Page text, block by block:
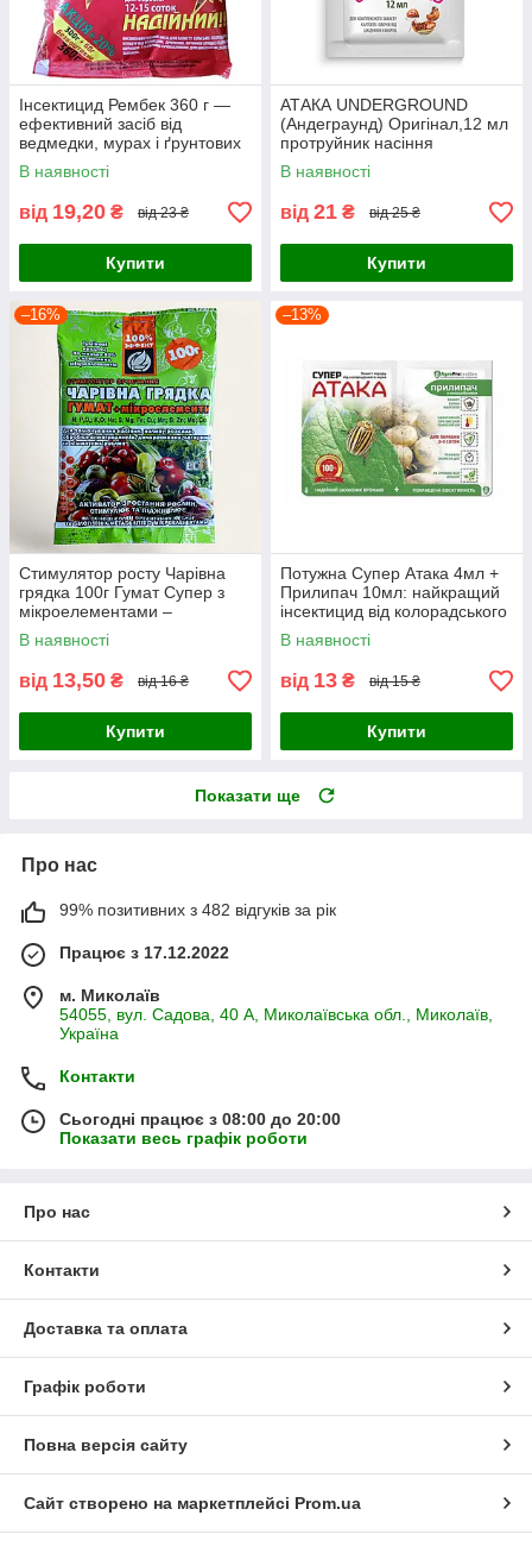
Інсектицид Рембек 360 г —
ефективний засіб від
ведмедки, мурах і ґрунтових
шкідників для саду та городу
В наявності
від 19,20 ₴ від 23 ₴
Купити
АТАКА UNDERGROUND
(Андеграунд) Оригінал,12 мл
протруйник насіння
В наявності
від 21 ₴ від 25 ₴
Купити
–16%
Стимулятор росту Чарівна
грядка 100г Гумат Супер з
мікроелементами –
Натуральне добриво для
овочів, квітів та розсади
В наявності
від 13,50 ₴ від 16 ₴
Купити
–13%
Потужна Супер Атака 4мл +
Прилипач 10мл: найкращий
інсектицид від колорадського
жука, попелиці, кліщів,
мікродобрива для росту
В наявності
від 13 ₴ від 15 ₴
Купити
Показати ще
Про нас
99% позитивних з 482 відгуків за рік
Працює з 17.12.2022
м. Миколаїв
54055, вул. Садова, 40 А, Миколаївська обл., Миколаїв,
Україна
Контакти
Сьогодні працює з 08:00 до 20:00
Показати весь графік роботи
Про нас
Контакти
Доставка та оплата
Графік роботи
Повна версія сайту
Сайт створено на маркетплейсі Prom.ua